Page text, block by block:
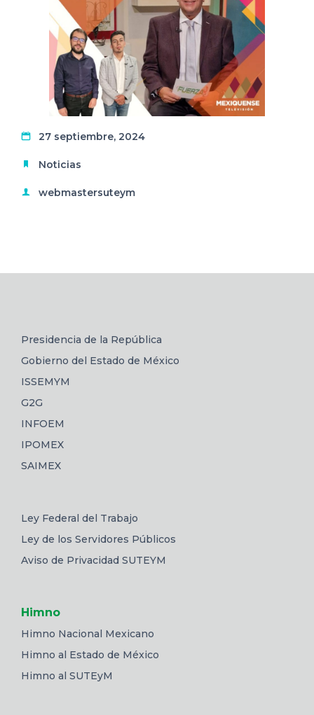
27 septiembre, 2024
Noticias
webmastersuteym
Presidencia de la República
Gobierno del Estado de México
ISSEMYM
G2G
INFOEM
IPOMEX
SAIMEX
Ley Federal del Trabajo
Ley de los Servidores Públicos
Aviso de Privacidad SUTEYM
Himno
Himno Nacional Mexicano
Himno al Estado de México
Himno al SUTEyM